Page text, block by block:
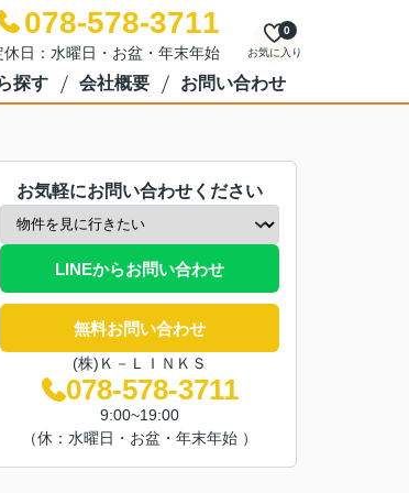
078-578-3711
日：水曜日・お盆・年末年始 お気に入り
0
探す 会社概要 お問い合わせ
お気軽にお問い合わせください
LINEからお問い合わせ
無料お問い合わせ
(株)Ｋ－ＬＩＮＫＳ
078-578-3711
9:00~19:00
（休：水曜日・お盆・年末年始 ）